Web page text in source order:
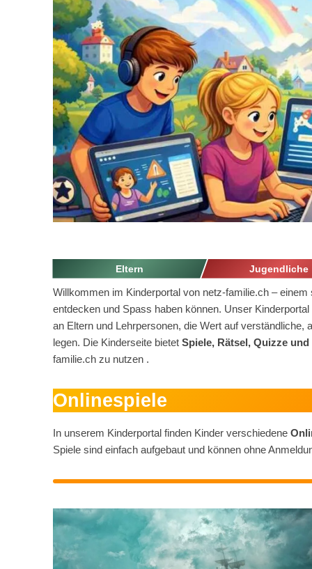
Eltern Jugendliche
Willkommen im Kinderportal von netz-familie.ch –
entdecken und Spass haben können. Unser
an Eltern und Lehrpersonen, die Wert auf
legen. Die Kinderseite bietet Spiele, Rätsel, Quizze
familie.ch zu nutzen .
Onlinespiele
In unserem Kinderportal finden Kinder verschiedene
Spiele sind einfach aufgebaut und können ohne